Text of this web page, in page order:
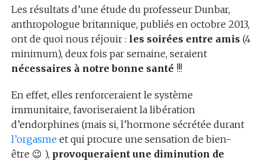
Les résultats d’une étude du professeur Dunbar,
anthropologue britannique, publiés en octobre 2013,
ont de quoi nous réjouir : les soirées entre amis (4
minimum), deux fois par semaine, seraient
nécessaires à notre bonne santé !!!
En effet, elles renforceraient le système
immunitaire, favoriseraient la libération
d’endorphines (mais si, l’hormone sécrétée durant
l’orgasmeet qui procure une sensation de bien-
être 😉 ), provoqueraient une diminution de